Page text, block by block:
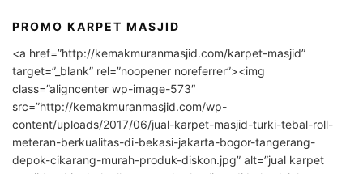
PROMO KARPET MASJID
<a href=”http://kemakmuranmasjid.com/karpet-masjid”
target=”_blank” rel=”noopener noreferrer”><img
class=”aligncenter wp-image-573″
src=”http://kemakmuranmasjid.com/wp-
content/uploads/2017/06/jual-karpet-masjid-turki-tebal-roll-
meteran-berkualitas-di-bekasi-jakarta-bogor-tangerang-
depok-cikarang-murah-produk-diskon.jpg” alt=”jual karpet